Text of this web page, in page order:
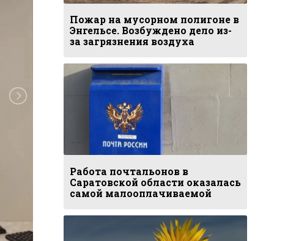
Пожар на мусорном полигоне в
Энгельсе. Возбуждено дело из-
за загрязнения воздуха
Работа почтальонов в
Саратовской области оказалась
самой малооплачиваемой